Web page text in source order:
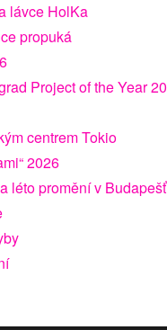
lávce HolKa
propuká
Project of the Year
centrem Tokio
2026
léto promění v Budapešť